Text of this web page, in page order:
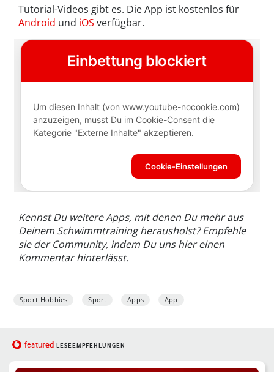
Tutorial-Videos gibt es. Die App ist kostenlos für
Android und iOS verfügbar.
Kennst Du weitere Apps, mit denen Du mehr aus
Deinem Schwimmtraining herausholst? Empfehle
sie der Community, indem Du uns hier einen
Kommentar hinterlässt.
Sport-Hobbies Sport Apps App
featured LESEEMPFEHLUNGEN